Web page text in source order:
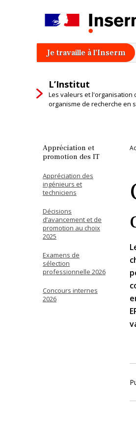
Je travaille à l’Inserm
L’Institut
Les valeurs et l'organisation
organisme de recherche en
Appréciation et
promotion des IT
Appréciation des
ingénieurs et
techniciens
Décisions
d’avancement et de
promotion au choix
2025
Examens de
sélection
professionnelle 2026
Concours internes
2026